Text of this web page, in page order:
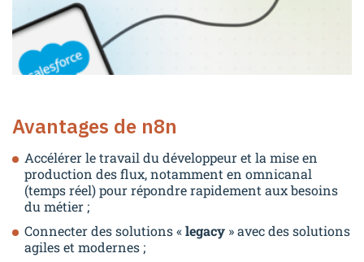
Avantages de n8n
Accélérer le travail du développeur et la mise en
production des flux, notamment en omnicanal
(temps réel) pour répondre rapidement aux besoins
du métier ;
Connecter des solutions «legacy » avec des solutions
agiles et modernes ;